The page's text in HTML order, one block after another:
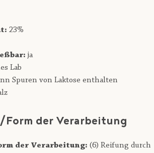
23%
ja
Lab
Spuren von Laktose enthalten
der Verarbeitung
der Verarbeitung: (6) Reifung durch